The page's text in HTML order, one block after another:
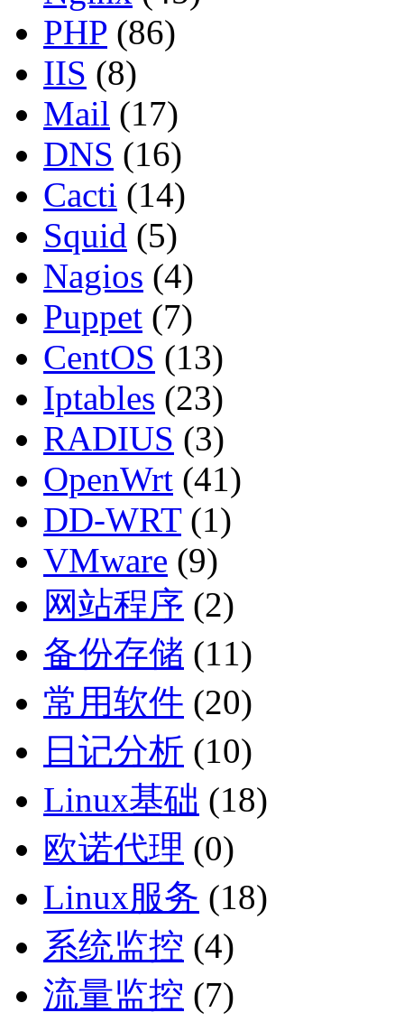
PHP (86)
IIS (8)
Mail (17)
DNS (16)
Cacti (14)
Squid (5)
Nagios (4)
Puppet (7)
CentOS (13)
Iptables (23)
RADIUS (3)
OpenWrt (41)
DD-WRT(1)
VMware (9)
网站程序 (2)
备份存储 (11)
常用软件 (20)
日记分析 (10)
Linux基础 (18)
欧诺代理 (0)
Linux服务 (18)
系统监控 (4)
流量监控 (7)